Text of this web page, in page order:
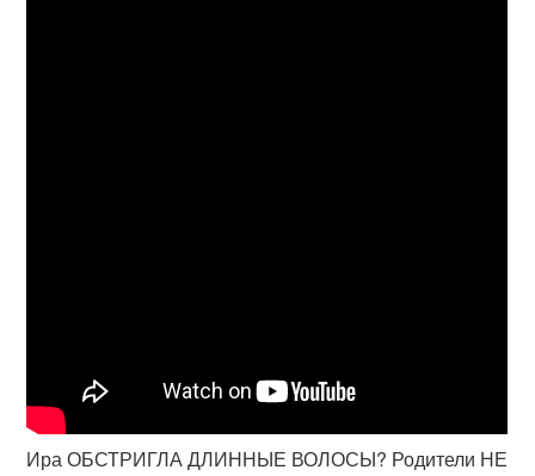
Ира ОБСТРИГЛА ДЛИННЫЕ ВОЛОСЫ? Родители НЕ